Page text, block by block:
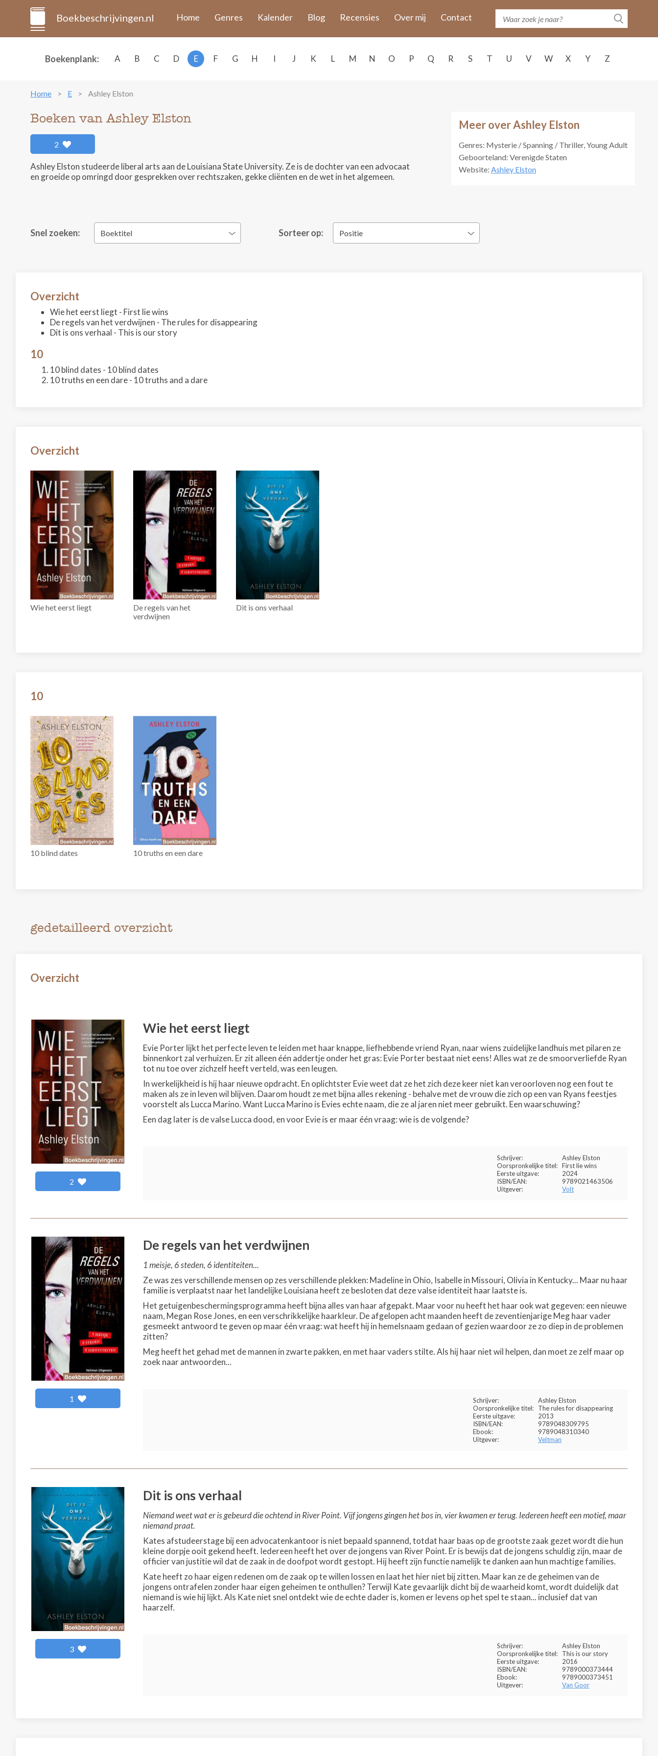
Boekbeschrijvingen.nl Home Genres Kalender Blog Recensies Over mij Contact
Boekenplank: A B C D E F G H I J K L M N O P Q R S T U V W X Y Z
Home E Ashley Elston
Meer over Ashley Elston
Genres: Mysterie / Spanning / Thriller, Young Adult
Geboorteland: Verenigde Staten
Website: Ashley Elston
Boeken van Ashley Elston
2
Ashley Elston studeerde liberal arts aan de Louisiana State University. Ze is de dochter van een advocaat
en groeide op omringd door gesprekken over rechtszaken, gekke cliënten en de wet in het algemeen.
Snel zoeken: Boektitel Sorteer op: Positie
Overzicht
Wie het eerst liegt - First lie wins
De regels van het verdwijnen - The rules for disappearing
Dit is ons verhaal - This is our story
10
10 blind dates - 10 blind dates
10 truths en een dare - 10 truths and a dare
Overzicht
Wie het eerst liegt
De regels van het
verdwijnen
Dit is ons verhaal
10
10 blind dates 10 truths en een dare
gedetailleerd overzicht
Overzicht
2
Wie het eerst liegt
Evie Porter lijkt het perfecte leven te leiden met haar knappe, liefhebbende vriend Ryan, naar wiens zuidelijke landhuis met pilaren ze
binnenkort zal verhuizen. Er zit alleen één addertje onder het gras: Evie Porter bestaat niet eens! Alles wat ze de smoorverliefde Ryan
tot nu toe over zichzelf heeft verteld, was een leugen.
In werkelijkheid is hij haar nieuwe opdracht. En oplichtster Evie weet dat ze het zich deze keer niet kan veroorloven nog een fout te
maken als ze in leven wil blijven. Daarom houdt ze met bijna alles rekening - behalve met de vrouw die zich op een van Ryans feestjes
voorstelt als Lucca Marino. Want Lucca Marino is Evies echte naam, die ze al jaren niet meer gebruikt. Een waarschuwing?
Een dag later is de valse Lucca dood, en voor Evie is er maar één vraag: wie is de volgende?
Schrijver:
Ashley Elston
Oorspronkelijke titel: First lie wins
Eerste uitgave:
2024
ISBN/EAN:
9789021463506
Uitgever:
Volt
1
De regels van het verdwijnen
1 meisje, 6 steden, 6 identiteiten...
Ze was zes verschillende mensen op zes verschillende plekken: Madeline in Ohio, Isabelle in Missouri, Olivia in Kentucky... Maar nu haar
familie is verplaatst naar het landelijke Louisiana heeft ze besloten dat deze valse identiteit haar laatste is.
Het getuigenbeschermingsprogramma heeft bijna alles van haar afgepakt. Maar voor nu heeft het haar ook wat gegeven: een nieuwe
naam, Megan Rose Jones, en een verschrikkelijke haarkleur. De afgelopen acht maanden heeft de zeventienjarige Meg haar vader
gesmeekt antwoord te geven op maar één vraag: wat heeft hij in hemelsnaam gedaan of gezien waardoor ze zo diep in de problemen
zitten?
Meg heeft het gehad met de mannen in zwarte pakken, en met haar vaders stilte. Als hij haar niet wil helpen, dan moet ze zelf maar op
zoek naar antwoorden...
Schrijver:
Ashley Elston
Oorspronkelijke titel:
The rules for disappearing
Eerste uitgave:
2013
ISBN/EAN:
9789048309795
Ebook:
9789048310340
Uitgever:
Veltman
3
Dit is ons verhaal
Niemand weet wat er is gebeurd die ochtend in River Point. Vijf jongens gingen het bos in, vier kwamen er terug. Iedereen heeft een motief, maar
niemand praat.
Kates afstudeerstage bij een advocatenkantoor is niet bepaald spannend, totdat haar baas op de grootste zaak gezet wordt die hun
kleine dorpje ooit gekend heeft. Iedereen heeft het over de jongens van River Point. Er is bewijs dat de jongens schuldig zijn, maar de
officier van justitie wil dat de zaak in de doofpot wordt gestopt. Hij heeft zijn functie namelijk te danken aan hun machtige families.
Kate heeft zo haar eigen redenen om de zaak op te willen lossen en laat het hier niet bij zitten. Maar kan ze de geheimen van de
jongens ontrafelen zonder haar eigen geheimen te onthullen? Terwijl Kate gevaarlijk dicht bij de waarheid komt, wordt duidelijk dat
niemand is wie hij lijkt. Als Kate niet snel ontdekt wie de echte dader is, komen er levens op het spel te staan... inclusief dat van
haarzelf.
Schrijver:
Ashley Elston
Oorspronkelijke titel:
This is our story
Eerste uitgave:
2016
ISBN/EAN:
9789000373444
Ebook:
9789000373451
Uitgever:
Van Goor